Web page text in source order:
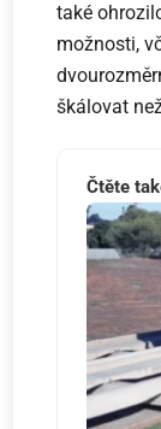
také
možnosti,
škálovat
Čtěte